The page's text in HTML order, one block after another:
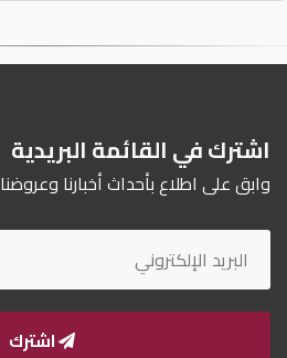
اشترك في القائمة البريدية
وابق على اطلاع بأحداث أخبارنا وعروضنا
اشترك